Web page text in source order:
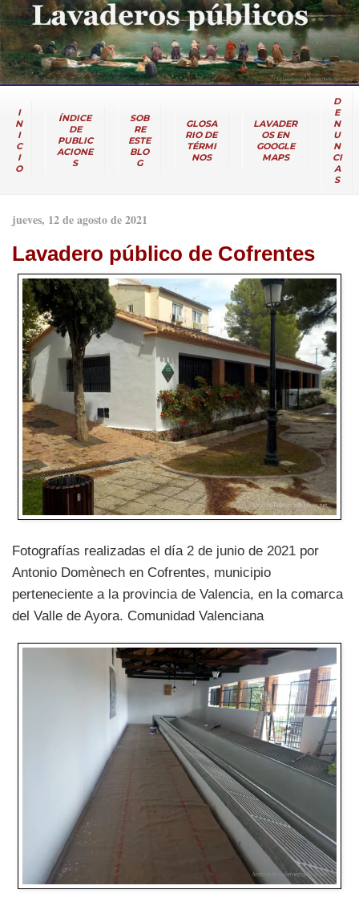
I
N
I
C
I
O
ÍNDICE
DE
PUBLIC
ACIONE
S
SOB
RE
ESTE
BLO
G
GLOSA
RIO DE
TÉRMI
NOS
LAVADER
OS EN
GOOGLE
MAPS
D
E
N
U
N
CI
A
S
jueves, 12 de agosto de 2021
Lavadero público de Cofrentes
Fotografías realizadas el día 2 de junio de 2021 por
Antonio Domènech en Cofrentes, municipio
perteneciente a la provincia de Valencia, en la comarca
del Valle de Ayora. Comunidad Valenciana